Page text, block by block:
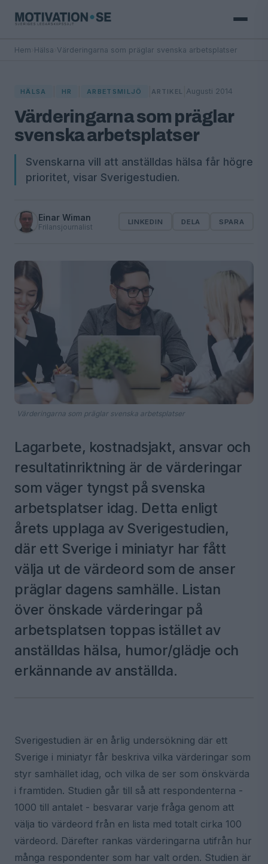
Hem Hälsa Värderingarna som präglar svenska arbetsplatser
HÄLSA HR ARBETSMILJÖ ARTIKEL Augusti 2014
Värderingarna som präglar
svenska arbetsplatser
Svenskarna vill att anställdas hälsa får högre
prioritet, visar Sverigestudien.
Einar Wiman
Frilansjournalist
LINKEDIN DELA SPARA
Värderingarna som präglar svenska arbetsplatser
Lagarbete, kostnadsjakt, ansvar och
resultatinriktning är de värderingar
som väger tyngst på svenska
arbetsplatser idag. Detta enligt
årets upplaga av Sverigestudien,
där ett Sverige i miniatyr har fått
välja ut de värdeord som de anser
präglar dagens samhälle. Listan
över önskade värderingar på
arbetsplatsen toppas istället av
anställdas hälsa, humor/glädje och
erkännande av anställda.
Sverigestudien är en årlig undersökning där ett
Sverige i miniatyr får beskriva vilka värderingar som
styr samhället idag, och vilka de ser som önskvärda
i framtiden. Studien går till så att respondenterna -
1000 till antalet - besvarar varje fråga genom att
välja tio värdeord från en lista med totalt cirka 100
värdeord. Därefter rankas värderingarna utifrån hur
många respondenter som har valt orden. Studien är